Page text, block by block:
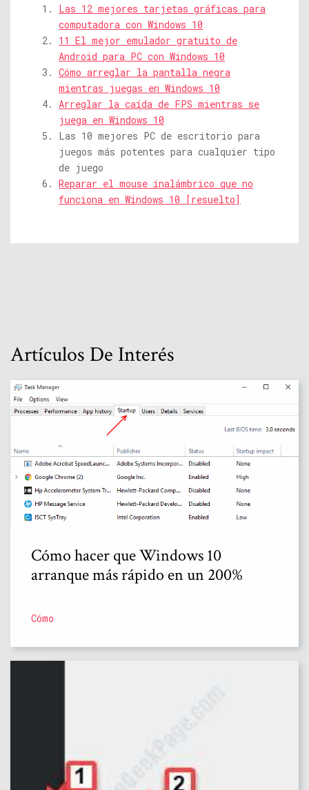
Las 12 mejores tarjetas gráficas para
computadora con Windows 10
11 El mejor emulador gratuito de
Android para PC con Windows 10
Cómo arreglar la pantalla negra
mientras juegas en Windows 10
Arreglar la caída de FPS mientras se
juega en Windows 10
Las 10 mejores PC de escritorio para
juegos más potentes para cualquier tipo
de juego
Reparar el mouse inalámbrico que no
funciona en Windows 10 [resuelto]
Artículos De Interés
Cómo hacer que Windows 10
arranque más rápido en un 200%
Cómo